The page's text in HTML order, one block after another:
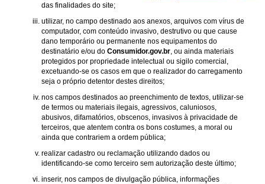
das finalidades do site;
utilizar, no campo destinado aos anexos, arquivos com vírus de
computador, com conteúdo invasivo, destrutivo ou que cause
dano temporário ou permanente nos equipamentos do
destinatário e/ou do Consumidor.gov.br , ou ainda materiais
protegidos por propriedade intelectual ou sigilo comercial,
excetuando-se os casos em que o realizador do carregamento
seja o próprio detentor destes direitos;
nos campos destinados ao preenchimento de textos, utilizar-se
de termos ou materiais ilegais, agressivos, caluniosos,
abusivos, difamatórios, obscenos, invasivos à privacidade de
terceiros, que atentem contra os bons costumes, a moral ou
ainda que contrariem a ordem pública;
realizar cadastro ou reclamação utilizando dados ou
identificando-se como terceiro sem autorização deste último;
inserir, nos campos de divulgação pública, informações